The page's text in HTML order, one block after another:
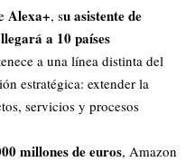
Alexa+, su asistente de
a 10 países
a una línea distinta del
estratégica: extender la
servicios y procesos
millones de euros, Amazon